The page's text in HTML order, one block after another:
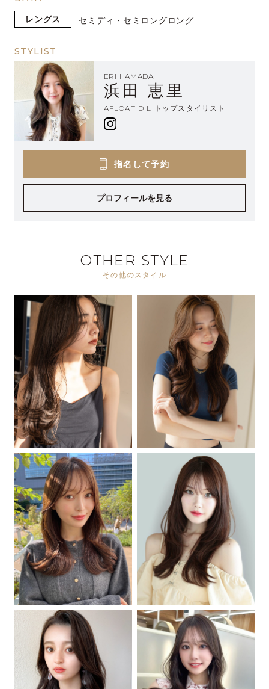
レングス セミディ・セミロングロング
STYLIST
ERI HAMADA
浜田 恵里
AFLOAT D'L トップスタイリスト
指名して予約
プロフィールを見る
OTHER STYLE
その他のスタイル